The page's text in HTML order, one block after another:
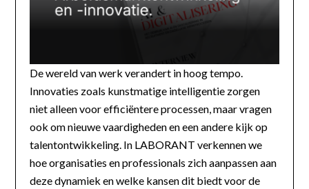
De wereld van werk verandert in hoog tempo.
Innovaties zoals kunstmatige intelligentie zorgen
niet alleen voor efficiëntere processen, maar vragen
ook om nieuwe vaardigheden en een andere kijk op
talentontwikkeling. In LABORANT verkennen we
hoe organisaties en professionals zich aanpassen aan
deze dynamiek en welke kansen dit biedt voor de